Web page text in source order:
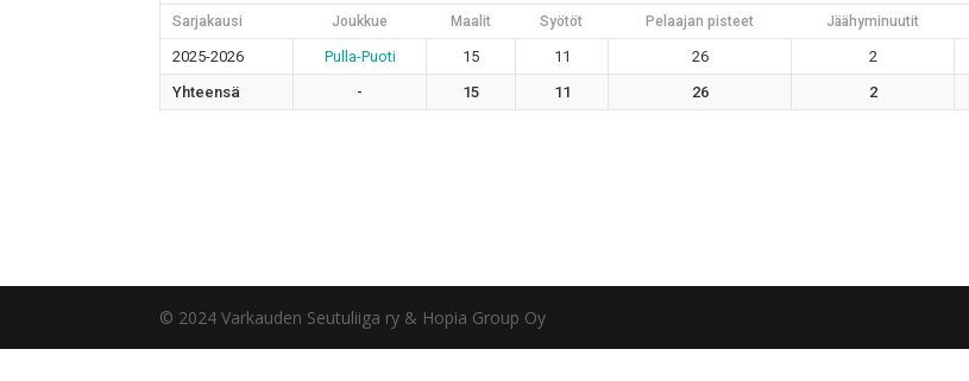
Sarjakausi Joukkue Maalit Syötöt Pelaajan pisteet Jäähyminuutit
2025-2026 Pulla-Puoti 15 11 26 2
Yhteensä
- 15 11 26 2
© 2024 Varkauden Seutuliiga ry & Hopia Group Oy